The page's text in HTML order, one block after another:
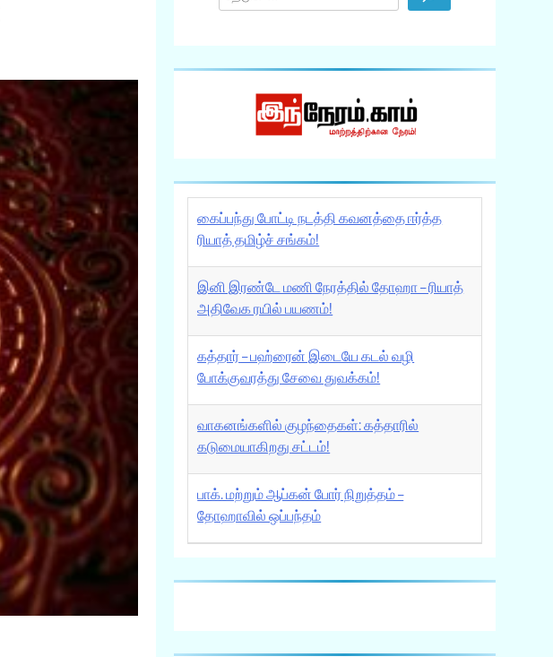
கைப்பந்து போட்டி நடத்தி கவனத்தை ஈர்த்த
ரியாத் தமிழ்ச் சங்கம்!
இனி இரண்டே மணி நேரத்தில் தோஹா – ரியாத்
அதிவேக ரயில் பயணம்!
கத்தார் – பஹ்ரைன் இடையே கடல் வழி
போக்குவரத்து சேவை துவக்கம்!
வாகனங்களில் குழந்தைகள்: கத்தாரில்
கடுமையாகிறது சட்டம்!
பாக். மற்றும் ஆப்கன் போர் நிறுத்தம் –
தோஹாவில் ஒப்பந்தம்